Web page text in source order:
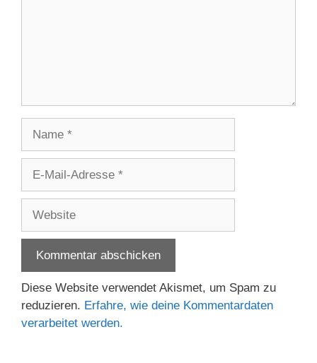
Adresse
Diese Website verwendet Akismet, um Spam zu
reduzieren. Erfahre, wie deine Kommentardaten
verarbeitet werden.